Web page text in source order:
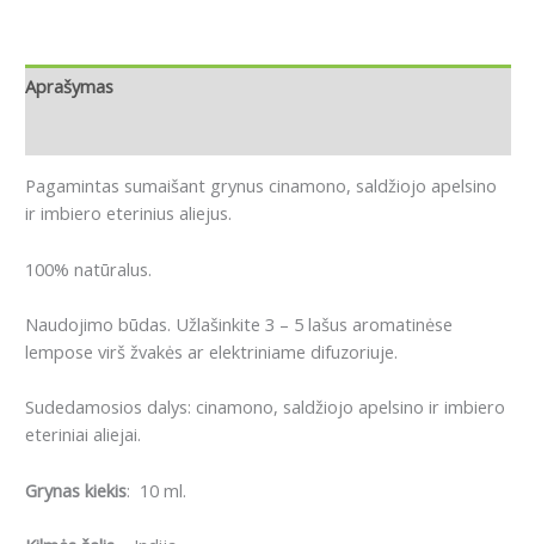
Aprašymas
Pagamintas sumaišant grynus cinamono, saldžiojo apelsino
ir imbiero eterinius aliejus.
100% natūralus.
Naudojimo būdas. Užlašinkite 3 – 5 lašus aromatinėse
lempose virš žvakės ar elektriniame difuzoriuje.
Sudedamosios dalys: cinamono, saldžiojo apelsino ir imbiero
eteriniai aliejai.
Grynas kiekis: 10 ml.